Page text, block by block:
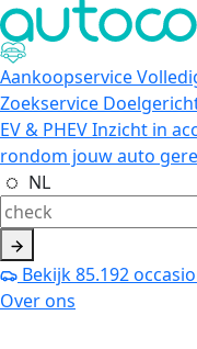
Aankoopservice
Zoekservice
EV & PHEVInzicht in
rondom jouw auto
NL
Bekijk85.192
Over ons